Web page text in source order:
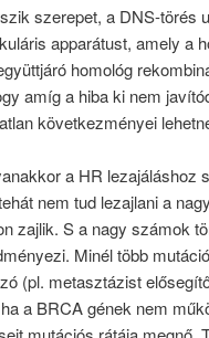
szerepet, a DNS-törés
apparátust, amely a
homológ
amíg a hiba ki nem
következményei
a HR lezajáláshoz
nem tud lezajlani a
zajlik. S a nagy számok
Minél több
(pl. metasztázist
a BRCA gének nem